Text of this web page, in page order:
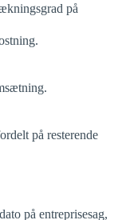
på
på resterende
på entreprisesag,